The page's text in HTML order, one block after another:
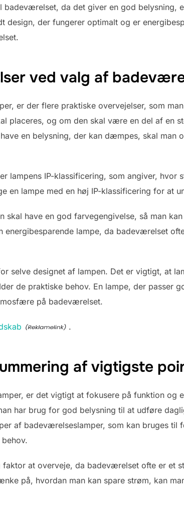
da det giver en god belysning,
design, der fungerer optimalt og er
ved valg af
er der flere praktiske overvejelser, som
placeres, og om den skal være en del af en
en belysning, der kan dæmpes, skal man
lampens IP-klassificering, som angiver, hvor
lampe med en høj IP-klassificering for at
skal have en god farvegengivelse, så man
lampe, da badeværelset
selve designet af lampen. Det er vigtigt, at
de praktiske behov. En lampe, der passer
på badeværelset.
.
af vigtigste
er det vigtigt at fokusere på funktion og
har brug for god belysning til at udføre
af badeværelseslamper, som kan bruges
faktor at overveje, da badeværelset ofte er et
på, hvordan man kan spare strøm, kan